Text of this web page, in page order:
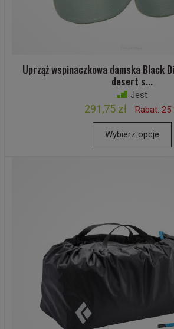
Uprząż wspinaczkowa damska Black
desert s...
Jest
291,75 zł Rabat: 25
Wybierz opcje